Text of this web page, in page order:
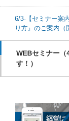
6/3-【セミナー案
り方』のご案内（
WEBセミナー（
す！）